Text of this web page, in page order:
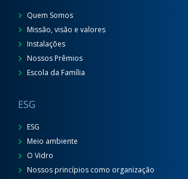
Quem Somos
Missão, visão e valores
Instalações
Nossos Prêmios
Escola da Família
ESG
ESG
Meio ambiente
O Vidro
Nossos princípios como organização